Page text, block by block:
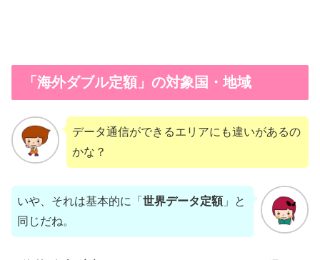
「海外ダブル定額」の対象国・地域
データ通信ができるエリアにも違いがあるの
かな？
いや、それは基本的に「 世界データ定額」と
同じだね。